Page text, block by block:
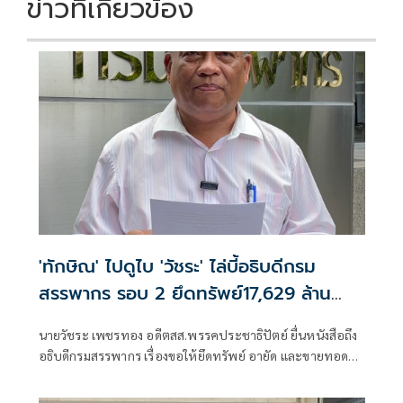
ข่าวที่เกี่ยวข้อง
'ทักษิณ' ไปดูไบ 'วัชระ' ไล่บี้อธิบดีกรม
สรรพากร รอบ 2 ยึดทรัพย์17,629 ล้าน
นายวัชระ เพชรทอง อดีตสส.พรรคประชาธิปัตย์ ยื่นหนังสือถึง
อธิบดีกรมสรรพากร เรื่องขอให้ยึดทรัพย์ อายัด และขายทอด